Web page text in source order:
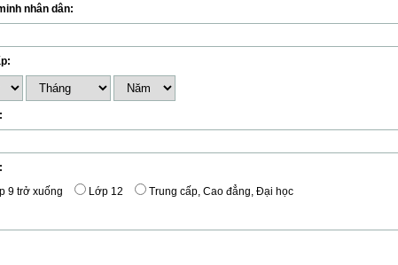
nhân dân:
9 trở xuống
Lớp 12
Trung cấp, Cao đẳng, Đại học